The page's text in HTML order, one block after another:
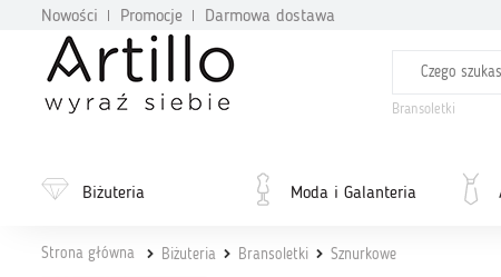
Nowości Promocje Darmowa dostawa
Bransoletki
Biżuteria Moda i Galanteria
Strona główna Biżuteria Bransoletki Sznurkowe